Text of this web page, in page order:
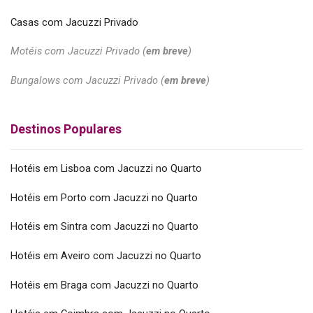
Casas com Jacuzzi Privado
Motéis com Jacuzzi Privado (em breve)
Bungalows com Jacuzzi Privado (em breve)
Destinos Populares
Hotéis em Lisboa com Jacuzzi no Quarto
Hotéis em Porto com Jacuzzi no Quarto
Hotéis em Sintra com Jacuzzi no Quarto
Hotéis em Aveiro com Jacuzzi no Quarto
Hotéis em Braga com Jacuzzi no Quarto